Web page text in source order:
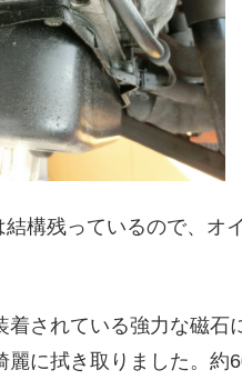
構残っているので、オ
着されている強力な磁
麗に拭き取りました。